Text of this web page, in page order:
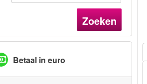
Zoeken
Betaal in euro